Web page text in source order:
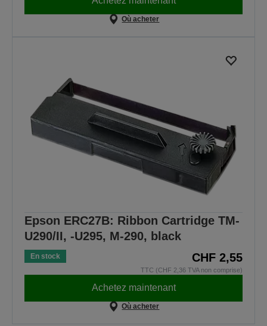
Où acheter
Epson ERC27B: Ribbon Cartridge TM-
U290/II, -U295, M-290, black
En stock CHF 2,55
TTC (CHF 2,36 TVA non comprise)
Achetez maintenant
Où acheter